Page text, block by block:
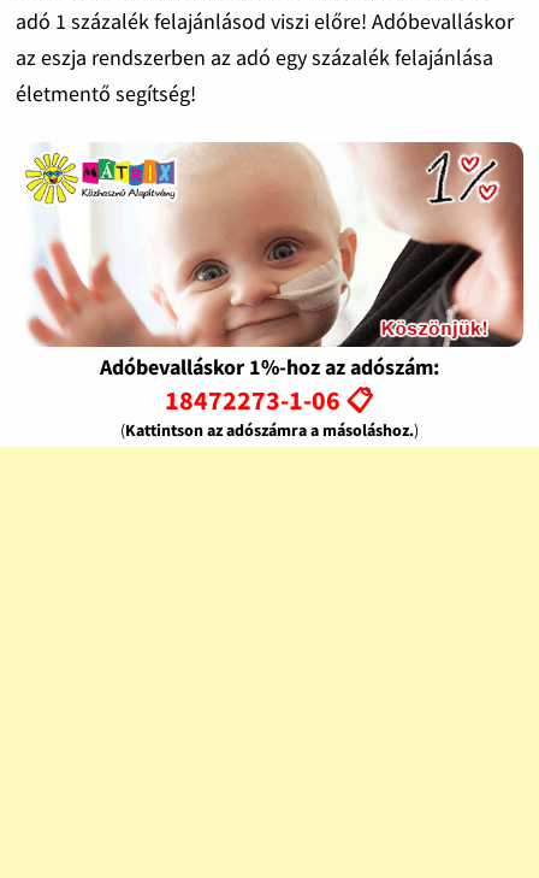
adó 1 százalék felajánlásod viszi előre! Adóbevalláskor
az eszja rendszerben az adó egy százalék felajánlása
életmentő segítség!
Adóbevalláskor 1%-hoz az adószám:
18472273-1-06 📋
(Kattintson az adószámra a másoláshoz.)